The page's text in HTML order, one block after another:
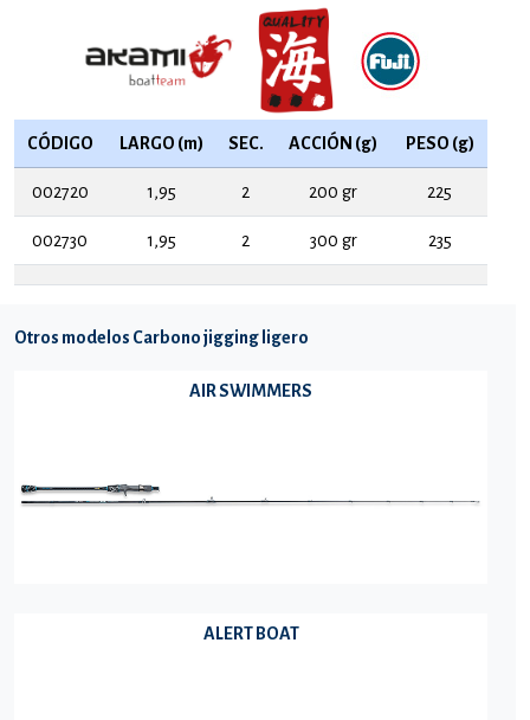
CÓDIGO LARGO (m) SEC. ACCIÓN (g) PESO (g)
002720 1,95 2 200 gr 225
002730 1,95 2 300 gr 235
Otros modelos Carbono jigging ligero
AIR SWIMMERS
ALERT BOAT